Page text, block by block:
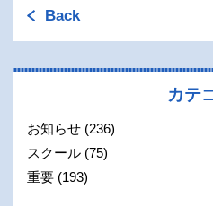
Back
カテ
お知らせ (236)
スクール (75)
重要 (193)